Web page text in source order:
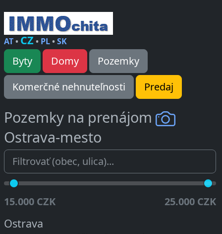
AT• CZ • PL•SK
Byty Domy
Pozemky
Komerčné nehnuteľnosti
Predaj
Pozemky na prenájom
Ostrava-mesto
15.000 CZK 25.000 CZK
Ostrava